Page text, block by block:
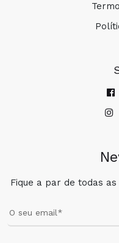
Fique a par de todas